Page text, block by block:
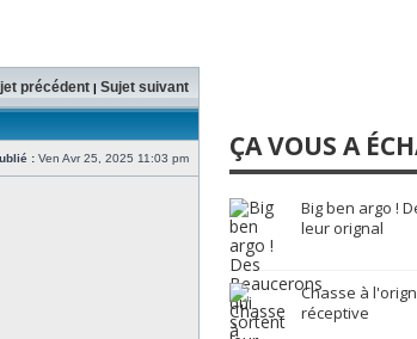
précédent | Sujet suivant
: Ven Avr 25, 2025 11:03 pm ÇA VOUS A
Big ben argo !
leur orignal
Chasse à
réceptive